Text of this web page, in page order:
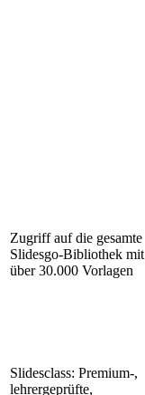
Zugriff auf die gesamte
Slidesgo-Bibliothek mit
über 30.000 Vorlagen
Slidesclass: Premium-,
lehrergeprüfte,